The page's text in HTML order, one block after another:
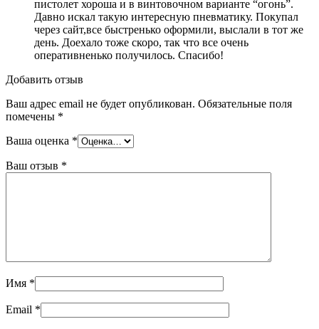
пистолет хороша и в винтовочном варианте “огонь”.
Давно искал такую интересную пневматику. Покупал
через сайт,все быстренько оформили, выслали в тот же
день. Доехало тоже скоро, так что все очень
оперативненько получилось. Спасибо!
Добавить отзыв
Ваш адрес email не будет опубликован. Обязательные поля
помечены *
Ваша оценка *
Ваш отзыв *
Имя *
Email *